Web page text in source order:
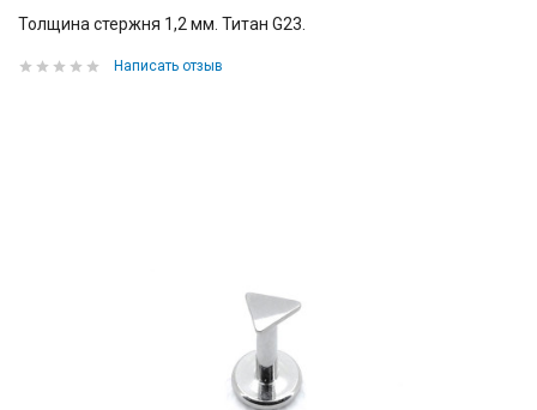
Толщина стержня 1,2 мм. Титан G23.
Написать отзыв